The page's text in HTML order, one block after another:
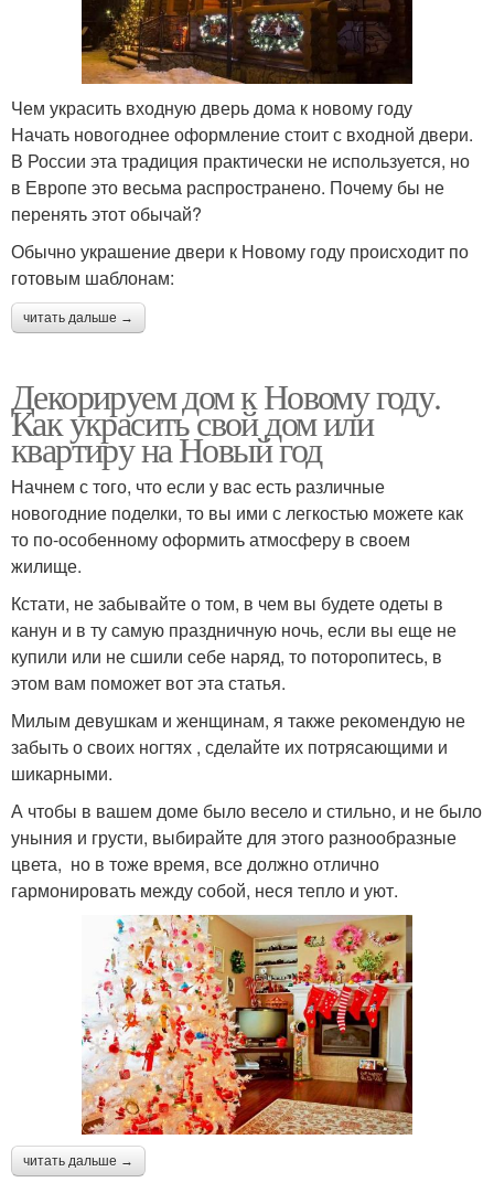
Чем украсить входную дверь дома к новому году
Начать новогоднее оформление стоит с входной двери.
В России эта традиция практически не используется, но
в Европе это весьма распространено. Почему бы не
перенять этот обычай?
Обычно украшение двери к Новому году происходит по
готовым шаблонам:
читать дальше →
Декорируем дом к Новому году.
Как украсить свой дом или
квартиру на Новый год
Начнем с того, что если у вас есть различные
новогодние поделки, то вы ими с легкостью можете как
то по-особенному оформить атмосферу в своем
жилище.
Кстати, не забывайте о том, в чем вы будете одеты в
канун и в ту самую праздничную ночь, если вы еще не
купили или не сшили себе наряд, то поторопитесь, в
этом вам поможет вот эта статья.
Милым девушкам и женщинам, я также рекомендую не
забыть о своих ногтях , сделайте их потрясающими и
шикарными.
А чтобы в вашем доме было весело и стильно, и не было
уныния и грусти, выбирайте для этого разнообразные
цвета, но в тоже время, все должно отлично
гармонировать между собой, неся тепло и уют.
читать дальше →